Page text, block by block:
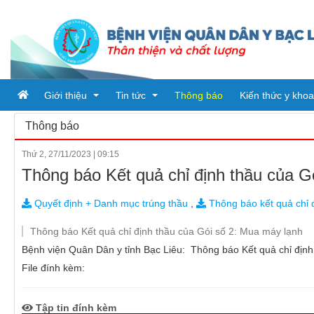
Giới thiệu
Tổ chức bệnh viện
PHÒNG KHTH & VTYT
Khoa KHOA DƯỢC
Tin tức
Tin tức
Thông báo Kiến thức y khoa
Thông báo
Thứ 2, 27/11/2023 09:15
Thông báo Kết quả chỉ định thầu của
Quyết định + Danh mục trúng thầu , Thông báo kết quả chỉ
Thông báo Kết quả chỉ định thầu của Gói số 2: Mua máy lạnh
Bệnh viện Quân Dân y tỉnh Bạc Liêu: Thông báo Kết quả chỉ
File đính kèm:
Tập tin đính kèm